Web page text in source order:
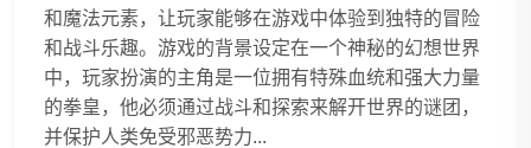
和魔法元素，让玩家能够在游戏中体验到独特的冒险
和战斗乐趣。游戏的背景设定在一个神秘的幻想世界
中，玩家扮演的主角是一位拥有特殊血统和强大力量
的拳皇，他必须通过战斗和探索来解开世界的谜团，
并保护人类免受邪恶势力...